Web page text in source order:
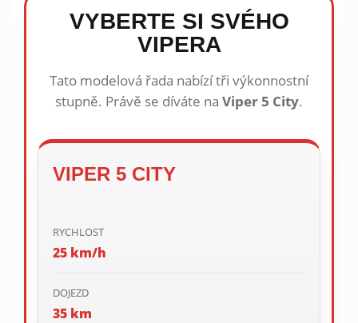
VYBERTE SI SVÉHO
VIPERA
Tato modelová řada nabízí tři výkonnostní
stupně. Právě se díváte na Viper 5 City.
VIPER 5 CITY
RYCHLOST
25 km/h
DOJEZD
35 km